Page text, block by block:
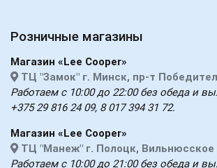
Розничные магазины
Магазин «Lee Cooper»
ТЦ "Замок" г. Минск, пр-т
Работаем с 10:00 до 22:00 без обеда и
+375 29 816 24 09, 8 017 394 31 72.
Магазин «Lee Cooper»
ТЦ "Манеж" г. Полоцк, Вильнюсское
Работаем с 10:00 до 21:00 без обеда и